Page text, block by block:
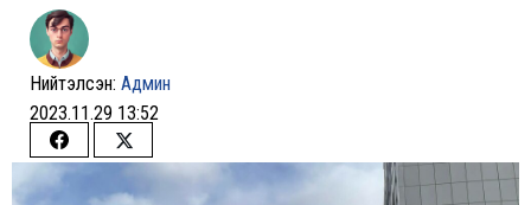
Нийтэлсэн: Админ
2023.11.29 13:52
Share
Share
on